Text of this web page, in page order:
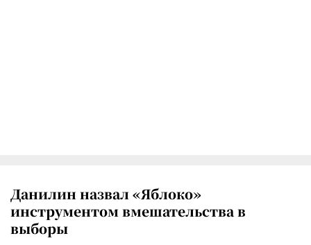
Данилин назвал «Яблоко»
инструментом вмешательства в
выборы